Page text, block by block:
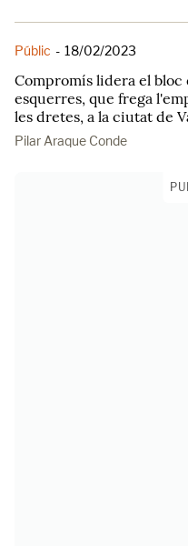
Públic - 18/02/2023
Compromís lidera el bloc
esquerres, que frega
les dretes, a la ciutat de
Pilar Araque Conde